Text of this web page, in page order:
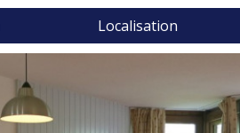
Localisation